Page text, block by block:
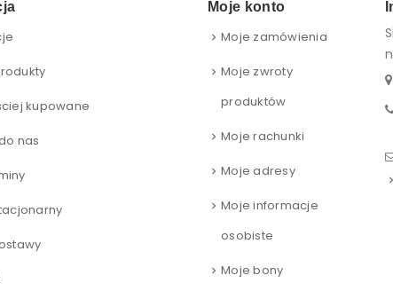
kupowane
nas
Moje konto
Moje zamówienia
Moje zwroty
produktów
Moje rachunki
Moje adresy
Moje informacje
osobiste
Moje bony